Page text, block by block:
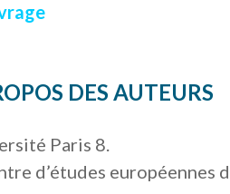
DES AUTEURS
Paris 8.
d’études européennes